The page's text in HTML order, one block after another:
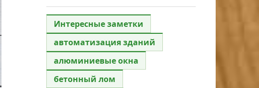
Интересные заметки
автоматизация зданий
алюминиевые окна
бетонный лом